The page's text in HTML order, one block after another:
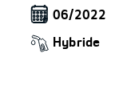
06/2022
Hybride